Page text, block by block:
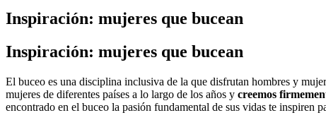
Inspiración: mujeres que bucean
Inspiración: mujeres que bucean
El buceo es una disciplina inclusiva de la que disfrutan hombres y
mujeres de diferentes países a lo largo de los años y creemos
encontrado en el buceo la pasión fundamental de sus vidas te inspiren